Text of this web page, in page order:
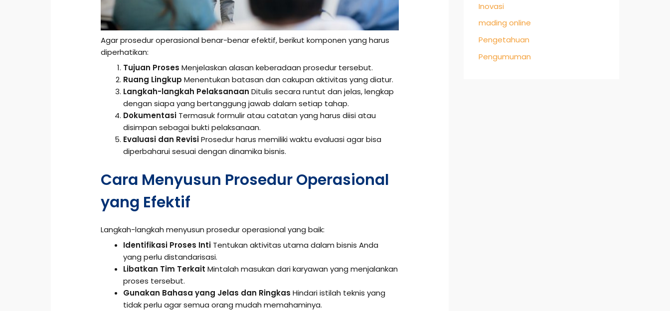
Agar prosedur operasional benar-benar efektif, berikut komponen yang harus
diperhatikan:
Tujuan Proses Menjelaskan alasan keberadaan prosedur tersebut.
Ruang Lingkup Menentukan batasan dan cakupan aktivitas yang diatur.
Langkah-langkah Pelaksanaan Ditulis secara runtut dan jelas, lengkap
dengan siapa yang bertanggung jawab dalam setiap tahap.
Dokumentasi Termasuk formulir atau catatan yang harus diisi atau
disimpan sebagai bukti pelaksanaan.
Evaluasi dan RevisiProsedur harus memiliki waktu evaluasi agar bisa
diperbaharui sesuai dengan dinamika bisnis.
Cara Menyusun Prosedur Operasional
yang Efektif
Langkah-langkah menyusun prosedur operasional yang baik:
Identifikasi Proses Inti Tentukan aktivitas utama dalam bisnis Anda
yang perlu distandarisasi.
Libatkan Tim Terkait Mintalah masukan dari karyawan yang menjalankan
proses tersebut.
Gunakan Bahasa yang Jelas dan Ringkas Hindari istilah teknis yang
tidak perlu agar semua orang mudah memahaminya.
Inovasi
mading online
Pengetahuan
Pengumuman